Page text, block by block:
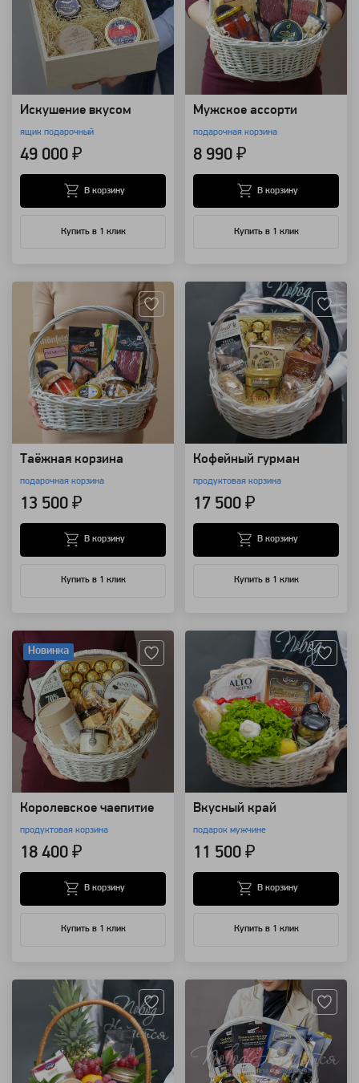
Искушение вкусом
ящик подарочный
49 000 ₽
Купить в 1 клик
В корзину
Мужское ассорти
подарочная корзина
8 990 ₽
Купить в 1 клик
В корзину
Таёжная корзина
подарочная корзина
13 500 ₽
Купить в 1 клик
В корзину
Кофейный гурман
продуктовая корзина
17 500 ₽
Купить в 1 клик
В корзину
Новинка
Королевское чаепитие
продуктовая корзина
18 400 ₽
Купить в 1 клик
В корзину
Вкусный край
подарок мужчине
11 500 ₽
Купить в 1 клик
В корзину